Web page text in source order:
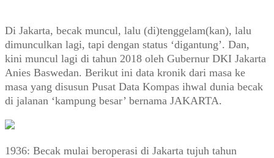
Di Jakarta, becak muncul, lalu (di)tenggelam(kan), lalu
dimunculkan lagi, tapi dengan status ‘digantung’. Dan,
kini muncul lagi di tahun 2018 oleh Gubernur DKI Jakarta
Anies Baswedan. Berikut ini data kronik dari masa ke
masa yang disusun Pusat Data Kompas ihwal dunia becak
di jalanan ‘kampung besar’ bernama JAKARTA.
1936: Becak mulai beroperasi di Jakarta tujuh tahun